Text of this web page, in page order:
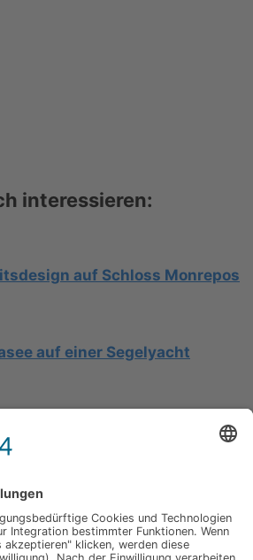
interessieren:
auf Schloss Monrepos
auf einer Segelyacht
unter Mimosen